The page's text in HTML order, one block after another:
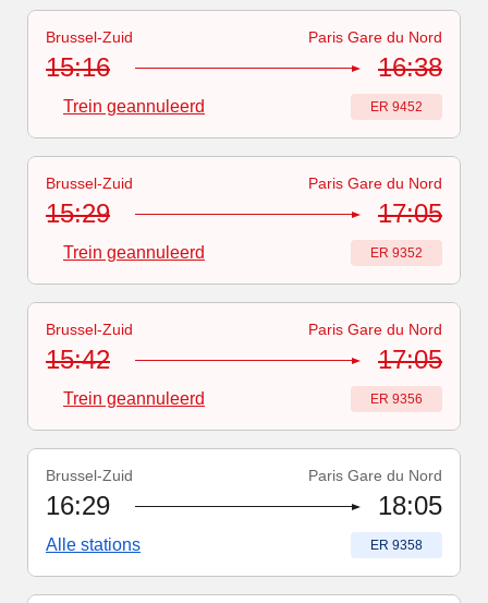
Treinnummer:
ER 9452-Trein geannuleerd
Brussel-Zuid Paris Gare du Nord
15:16 16:38
Trein geannuleerd Treinnummer
ER 9452
Treinnummer:
ER 9352-Trein geannuleerd
Brussel-Zuid Paris Gare du Nord
15:29 17:05
Trein geannuleerd Treinnummer
ER 9352
Treinnummer:
ER 9356-Trein geannuleerd
Brussel-Zuid Paris Gare du Nord
15:42 17:05
Trein geannuleerd Treinnummer
ER 9356
Treinnummer:
ER 9358
Brussel-Zuid Paris Gare du Nord
16:29 18:05
Alle stations Treinnummer
ER 9358